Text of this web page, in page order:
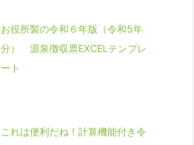
お役所製の令和６年版（令和5年
分） 源泉徴収票EXCELテンプレ
ート
これは便利だね！計算機能付き令